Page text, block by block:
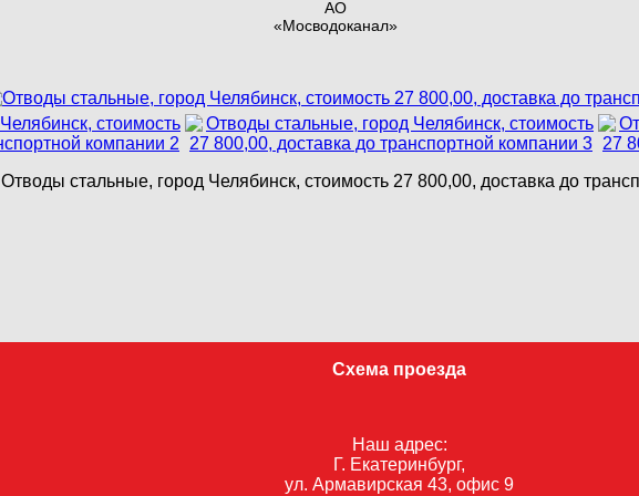
АО
«Мосводоканал»
Отводы стальные, город Челябинск, стоимость 27 800,00, доставка до
Схема проезда
Наш адрес:
Г. Екатеринбург,
ул. Армавирская 43, офис 9